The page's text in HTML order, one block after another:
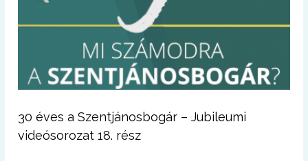
30 éves a Szentjánosbogár – Jubileumi
videósorozat 18. rész